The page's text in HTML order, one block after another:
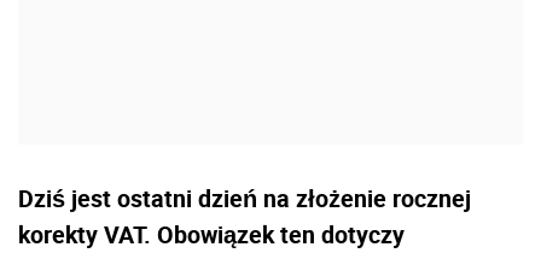
Dziś jest ostatni dzień na złożenie rocznej
korekty VAT. Obowiązek ten dotyczy